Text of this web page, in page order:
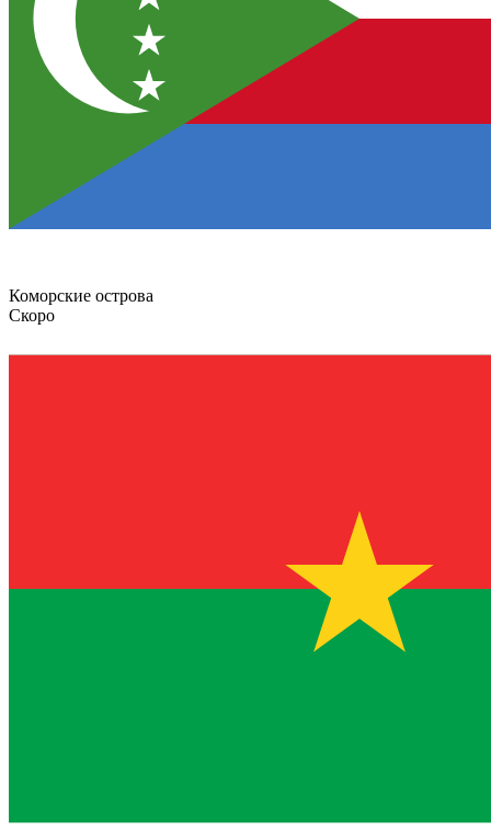
Коморские острова
Скоро